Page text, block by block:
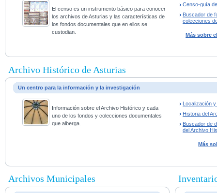
El censo es un instrumento básico para conocer
los archivos de Asturias y las características de
los fondos documentales que en ellos se
custodian.
Censo-guía
Buscador de
colecciones
Más sobre
Archivo Histórico de Asturias
Un centro para la información y la investigación
Información sobre el Archivo Histórico y cada
uno de los fondos y colecciones documentales
que alberga.
Localización
Historia del
Buscador de
del Archivo
Más
Archivos Municipales